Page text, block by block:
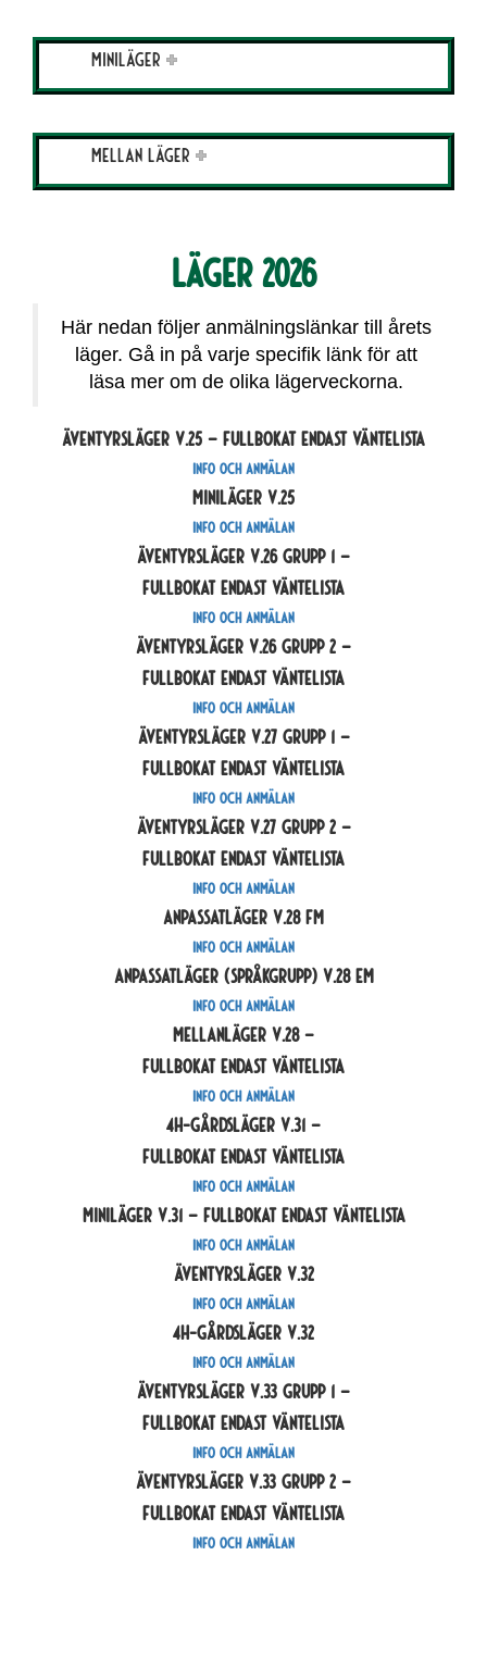
Miniläger
Mellan läger
Läger 2026
Här nedan följer anmälningslänkar till årets
läger. Gå in på varje specifik länk för att
läsa mer om de olika lägerveckorna.
Äventyrsläger V.25 – Fullbokat endast väntelista
Info och anmälan
Miniläger V.25
Info och anmälan
Äventyrsläger V.26 grupp 1 –
Fullbokat endast väntelista
Info och anmälan
Äventyrsläger V.26 grupp 2 –
Fullbokat endast väntelista
Info och anmälan
Äventyrsläger V.27 grupp 1 –
Fullbokat endast väntelista
Info och anmälan
Äventyrsläger V.27 grupp 2 –
Fullbokat endast väntelista
Info och anmälan
Anpassatläger V.28 Fm
Info och anmälan
Anpassatläger (språkgrupp) V.28 em
Info och anmälan
Mellanläger V.28 –
Fullbokat endast väntelista
Info och anmälan
4H-gårdsläger V.31 –
Fullbokat endast väntelista
Info och anmälan
Miniläger V.31 – Fullbokat Endast väntelista
Info och anmälan
Äventyrsläger V.32
Info och anmälan
4H-gårdsläger V.32
Info och anmälan
Äventyrsläger V.33 grupp 1 –
Fullbokat endast väntelista
Info och anmälan
Äventyrsläger V.33 grupp 2 –
Fullbokat endast väntelista
Info och anmälan